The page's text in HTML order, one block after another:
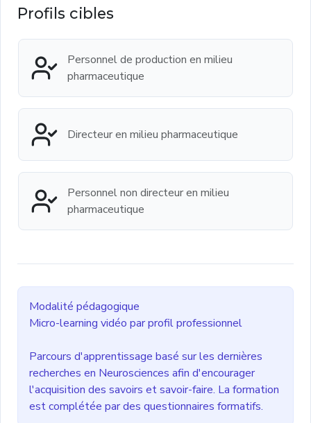
Profils cibles
Personnel de production en milieu
pharmaceutique
Directeur en milieu pharmaceutique
Personnel non directeur en milieu
pharmaceutique
Modalité pédagogique
Micro-learning vidéo par profil professionnel
Parcours d'apprentissage basé sur les dernières
recherches en Neurosciences afin d'encourager
l'acquisition des savoirs et savoir-faire. La formation
est complétée par des questionnaires formatifs.